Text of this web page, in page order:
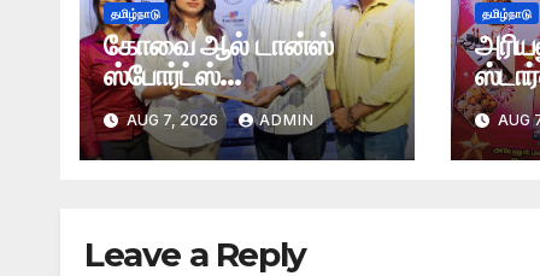
தமிழ்நாடு
கோவை ஆல் டான்ஸ்
ஸ்போர்ட்ஸ்
அசோசியேஷன் தொடக்க
விழா
AUG 7, 2026 ADMIN
தமிழ்நாடு
AUG
Leave a Reply